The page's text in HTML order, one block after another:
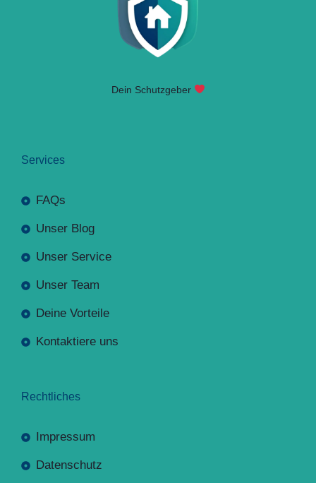
Dein Schutzgeber
Services
FAQs
Unser Blog
Unser Service
Unser Team
Deine Vorteile
Kontaktiere uns
Rechtliches
Impressum
Datenschutz